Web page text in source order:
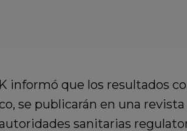
informó que los resultados
se publicarán en una
sanitarias